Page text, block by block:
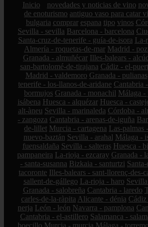
Inicio novedades y noticias de vino
de enoturismo antiguo vaso para catar
bulgaria comprar espana tipo vinos
Sevilla - sevilla Barcelona - barcelona
Santa-cruz-de-tenerife - guía-de-isora La-
Almería - roquetas-de-mar Madrid -
Granada - almuñécar Illes-balears -
san-bartolomé-de-tirajana Cádiz - el-
Madrid - valdemoro Granada - pulianas
tenerife - los-llanos-de-aridane Cantabria
bormujos Granada - monachil Málaga -
isábena Huesca - alquézar Huesca -
alt-àneu Sevilla - marinaleda Córdoba -
- zangoza Cantabria - arenas-de-iguña
de-lillet Murcia - cartagena Las-palmas
nuevo-baztán Sevilla - arahal Málaga -
fuensaldaña Sevilla - salteras Huesca -
pampaneira La-rioja - ezcaray Granada -
- santa-susanna Bizkaia - santurtzi
tacoronte Illes-balears - sant-llorenç-des-
sallent-de-gállego La-rioja - haro
Granada - salobreña Cantabria - laredo
carles-de-la-ràpita Alicante - dénia
nerja León - león Navarra - pamplona
Cantabria - el-astillero Salamanca -